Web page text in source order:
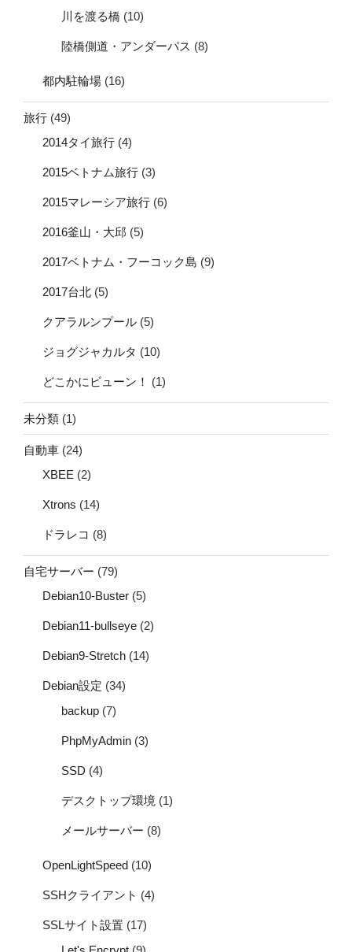
川を渡る橋 (10)
陸橋側道・アンダーパス (8)
都内駐輪場 (16)
旅行 (49)
2014タイ旅行 (4)
2015ベトナム旅行 (3)
2015マレーシア旅行 (6)
2016釜山・大邱 (5)
2017ベトナム・フーコック島 (9)
2017台北 (5)
クアラルンプール (5)
ジョグジャカルタ (10)
どこかにビューン！ (1)
未分類 (1)
自動車 (24)
XBEE (2)
Xtrons (14)
ドラレコ (8)
自宅サーバー (79)
Debian10-Buster (5)
Debian11-bullseye (2)
Debian9-Stretch (14)
Debian設定 (34)
backup (7)
PhpMyAdmin (3)
SSD (4)
デスクトップ環境 (1)
メールサーバー (8)
OpenLightSpeed (10)
SSHクライアント (4)
SSLサイト設置 (17)